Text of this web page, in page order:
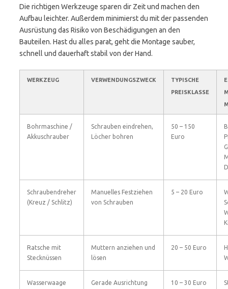
Die richtigen Werkzeuge sparen dir Zeit und machen den
Aufbau leichter. Außerdem minimierst du mit der passenden
Ausrüstung das Risiko von Beschädigungen an den
Bauteilen. Hast du alles parat, geht die Montage sauber,
schnell und dauerhaft stabil von der Hand.
WERKZEUG VERWENDUNGSZWECK
TYPISCHE
PREISKLASSE
Bohrmaschine /
Akkuschrauber
Schrauben eindrehen,
Löcher bohren
50 – 150
Euro
Schraubendreher
(Kreuz / Schlitz)
Manuelles Festziehen
von Schrauben
5 – 20 Euro
Ratsche mit
Stecknüssen
Muttern anziehen und
lösen
20 – 50 Euro
Wasserwaage
Gerade Ausrichtung
10 – 30 Euro